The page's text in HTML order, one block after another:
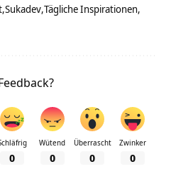
Sukadev Tägliche Inspirationen
0
Wütend
0
Überrascht
0
Zwinker
0